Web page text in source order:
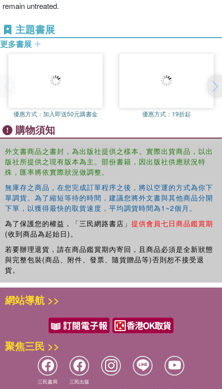
remain untreated.
主題書展
更多書展
優惠方式： 加入即送50元購書金 優惠方式： 19折起
購物須知
外文書商品之書封，為出版社提供之樣本。實際出貨商品，以出
版社所提供之現有版本為主。部份書籍，因出版社供應狀況特
殊，匯率將依實際狀況做調整。
無庫存之商品，在您完成訂單程序之後，將以空運的方式為你下
單調貨。為了縮短等待的時間，建議您將外文書與其他商品分開
下單，以獲得最快的取貨速度，平均調貨時間為1~2個月。
為了保護您的權益，「三民網路書店」 提供會員七日商品鑑賞期
(收到商品為起始日)。
若要辦理退貨，請在商品鑑賞期內寄回，且商品必須是全新狀態
與完整包裝(商品、附件、發票、隨貨贈品等)否則恕不接受退
貨。
網站導航 >>
聚焦三民 >>
三民書局 三民出版